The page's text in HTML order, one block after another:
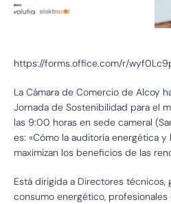
https://forms.office.com/r/
La Cámara de Comercio de Alcoy
Jornada de Sostenibilidad para el
las 9:00 horas en sede cameral
es: «Cómo la auditoría energética
maximizan los beneficios de las
Está dirigida a Directores técnicos,
consumo energético,